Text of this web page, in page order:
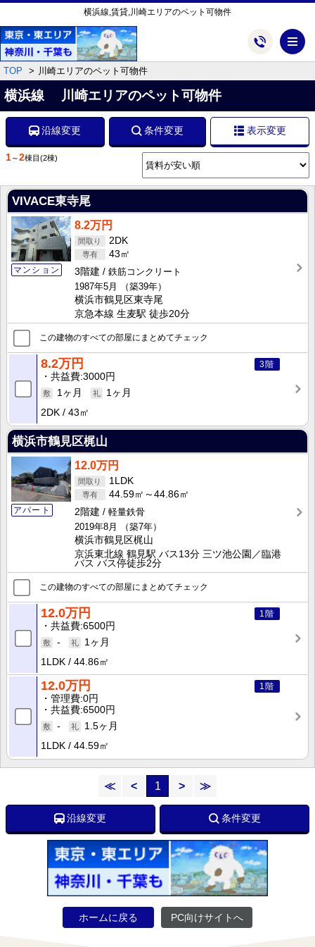
横浜線,賃貸,川崎エリアのペット可物件
TOP 川崎エリアのペット可物件
横浜線 川崎エリアのペット可物件
沿線変更 条件変更 表示変更
1～2棟目 (2棟)
VIVACE東寺尾
マンション
8.2万円
2DK
43㎡
3階建
鉄筋コンクリート
1987年5月
（築39年）
横浜市鶴見区東寺尾
京急本線 生麦駅 徒歩20分
この建物のすべての部屋にまとめてチェック
3階
8.2万円
共益費 3000円
1ヶ月
1ヶ月
2DK
43㎡
横浜市鶴見区梶山
アパート
12.0万円
1LDK
44.59㎡～44.86㎡
2階建
軽量鉄骨
2019年8月
（築7年）
横浜市鶴見区梶山
京浜東北線 鶴見駅 バス13分 三ツ池公園／臨港
バス バス停徒歩2分
この建物のすべての部屋にまとめてチェック
1階
12.0万円
共益費 6500円
-
1ヶ月
1LDK
44.86㎡
1階
12.0万円
管理費 0円
共益費 6500円
-
1.5ヶ月
1LDK
44.59㎡
≪ < 1 > ≫
沿線変更 条件変更
ホームに戻る PC向けサイトへ